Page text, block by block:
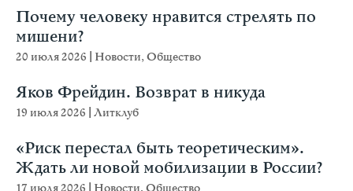
Почему человеку нравится стрелять по
мишени?
20 июля 2026 Новости,Общество
Яков Фрейдин. Возврат в никуда
19 июля 2026 Литклуб
«Риск перестал быть теоретическим».
Ждать ли новой мобилизации в России?